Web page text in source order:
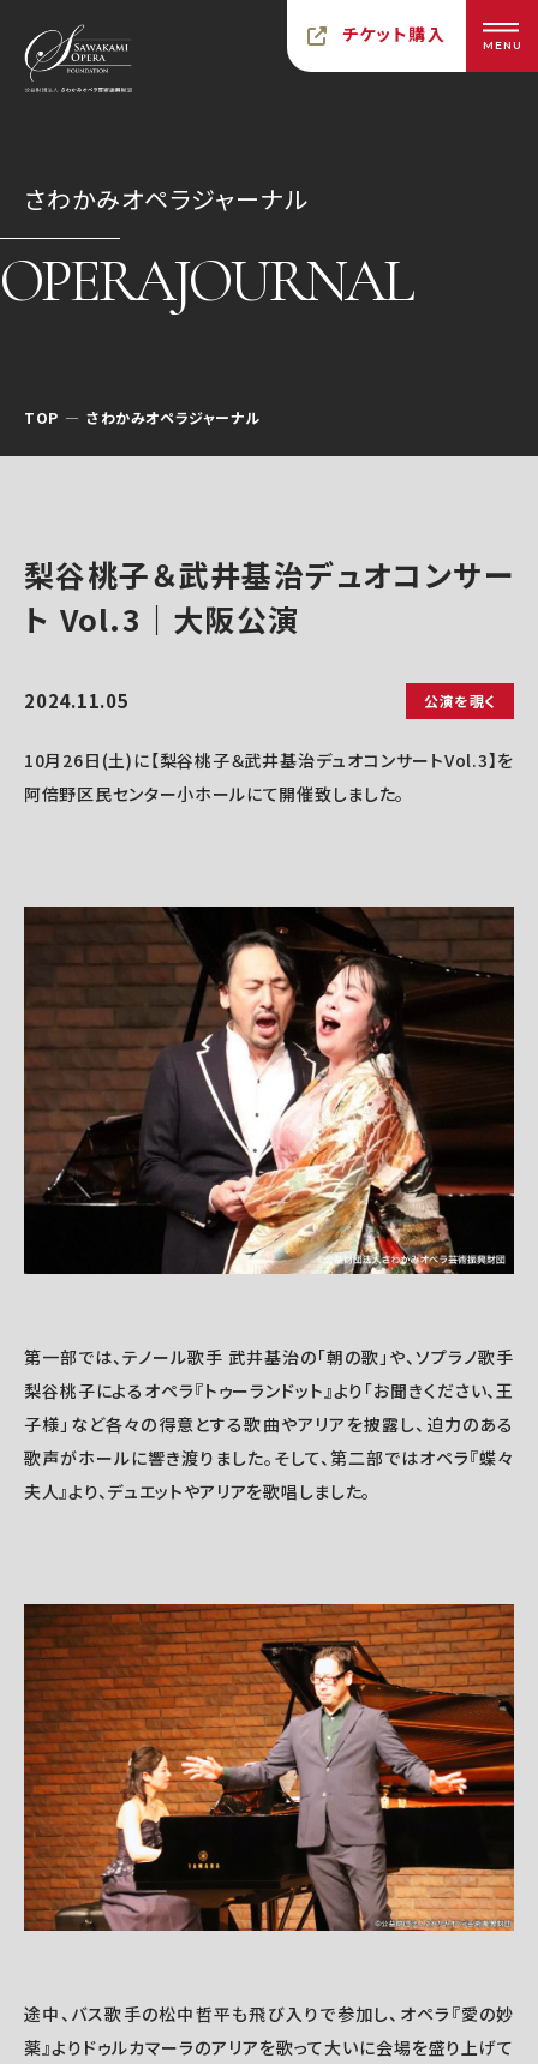
チケット購入 MENU
さわかみオペラジャーナル
OPERAJOURNAL
TOP さわかみオペラジャーナル
梨谷桃子＆武井基治デュオコンサー
ト Vol.3｜大阪公演
2024.11.05 公演を覗く
10月26日(土)に【梨谷桃子＆武井基治デュオコンサートVol.3】を
阿倍野区民センター小ホールにて開催致しました。
第一部では、テノール歌手 武井基治の「朝の歌」や、ソプラノ歌手
梨谷桃子によるオペラ『トゥーランドット』より「お聞きください、王
子様」など各々の得意とする歌曲やアリアを披露し、迫力のある
歌声がホールに響き渡りました。そして、第二部ではオペラ『蝶々
夫人』より、デュエットやアリアを歌唱しました。
途中、バス歌手の松中哲平も飛び入りで参加し、オペラ『愛の妙
薬』よりドゥルカマーラのアリアを歌って大いに会場を盛り上げて